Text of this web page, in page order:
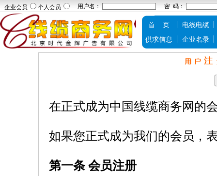
企业会员 个人会员 用户名： 密 码：
首 页
电线电缆
供求信息
企业名录
在正式成为中国线缆商务网的
如果您正式成为我们的会员，
第一条 会员注册